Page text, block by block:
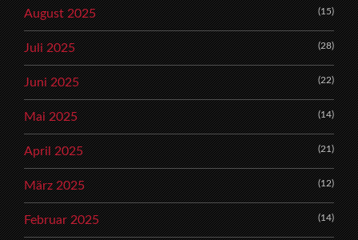
August 2025 (15)
Juli 2025 (28)
Juni 2025 (22)
Mai 2025 (14)
April 2025 (21)
März 2025 (12)
Februar 2025 (14)